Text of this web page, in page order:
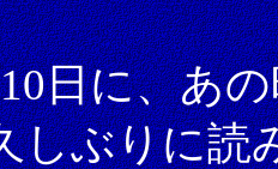
日に、あ
しぶりに読